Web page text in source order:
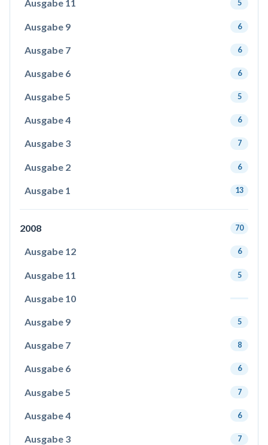
Ausgabe 11 5
Ausgabe 9 6
Ausgabe 7 6
Ausgabe 6 6
Ausgabe 5 5
Ausgabe 4 6
Ausgabe 3 7
Ausgabe 2 6
Ausgabe 1 13
2008 70
Ausgabe 12 6
Ausgabe 11 5
Ausgabe 10
Ausgabe 9 5
Ausgabe 7 8
Ausgabe 6 6
Ausgabe 5 7
Ausgabe 4 6
Ausgabe 3 7